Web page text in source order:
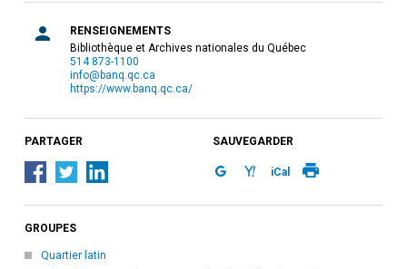
RENSEIGNEMENTS
Bibliothèque et Archives nationales du Québec
514 873-1100
info@banq.qc.ca
https://www.banq.qc.ca/
PARTAGER SAUVEGARDER
iCal
GROUPES
Quartier latin